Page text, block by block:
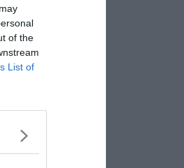
of the
List of